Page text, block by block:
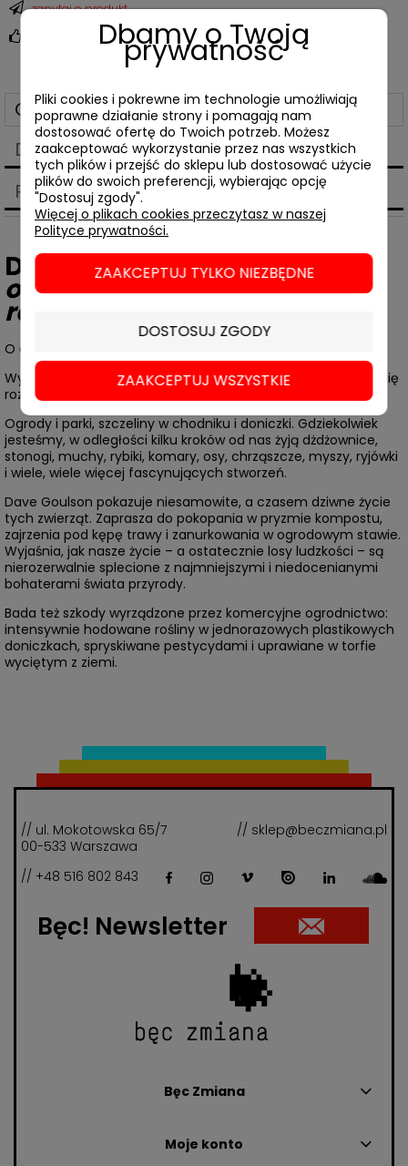
zapytaj o produkt
poleć znajomemu
Opis
Dane techniczne
Produkty powiązane
Dave Goulson,Dżungla w
ogrodzie. Ogrodnictwo na
ratunek planecie
O dzikiej przyrodzie wokół nas.
Wystarczy kilka drobnych zmian, aby spłachetek ziemi stał się
rozległą siecią maleńkich rezerwatów przyrody.
Ogrody i parki, szczeliny w chodniku i doniczki. Gdziekolwiek
jesteśmy, w odległości kilku kroków od nas żyją dżdżownice,
stonogi, muchy, rybiki, komary, osy, chrząszcze, myszy, ryjówki
i wiele, wiele więcej fascynujących stworzeń.
Dave Goulson pokazuje niesamowite, a czasem dziwne życie
tych zwierząt. Zaprasza do pokopania w pryzmie kompostu,
zajrzenia pod kępę trawy i zanurkowania w ogrodowym stawie.
Wyjaśnia, jak nasze życie – a ostatecznie losy ludzkości – są
nierozerwalnie splecione z najmniejszymi i niedocenianymi
bohaterami świata przyrody.
Bada też szkody wyrządzone przez komercyjne ogrodnictwo:
intensywnie hodowane rośliny w jednorazowych plastikowych
doniczkach, spryskiwane pestycydami i uprawiane w torfie
wyciętym z ziemi.
// ul. Mokotowska 65/7
00-533 Warszawa
// sklep@beczmiana.pl
// +48 516 802 843
Bęc! Newsletter
Bęc Zmiana
Moje konto
Dbamy o Twoją
prywatność
Pliki cookies i pokrewne im technologie umożliwiają
poprawne działanie strony i pomagają nam
dostosować ofertę do Twoich potrzeb. Możesz
zaakceptować wykorzystanie przez nas wszystkich
tych plików i przejść do sklepu lub dostosować użycie
plików do swoich preferencji, wybierając opcję
"Dostosuj zgody".
Więcej o plikach cookies przeczytasz w naszej
Polityce prywatności.
ZAAKCEPTUJ TYLKO NIEZBĘDNE
DOSTOSUJ ZGODY
ZAAKCEPTUJ WSZYSTKIE